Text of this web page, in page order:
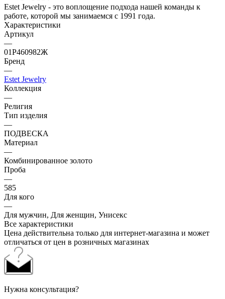
Estet Jewelry - это воплощение подхода нашей команды к
работе, которой мы занимаемся с 1991 года.
Характеристики
Артикул
—
01Р460982Ж
Бренд
—
Estet Jewelry
Коллекция
—
Религия
Тип изделия
—
ПОДВЕСКА
Материал
—
Комбинированное золото
Проба
—
585
Для кого
—
Для мужчин, Для женщин, Унисекс
Все характеристики
Цена действительна только для интернет-магазина и может
отличаться от цен в розничных магазинах
Нужна консультация?